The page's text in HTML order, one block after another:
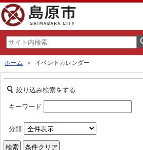
ホーム ＞ イベントカレンダー
絞り込み検索をする
キーワード
分類